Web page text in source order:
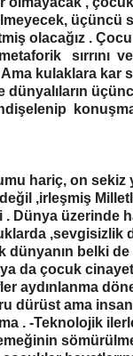
üçüncü
olacağız .
sırrını
kulaklara kar
dünyalıların
hariç, on sekiz
,irleşmiş
Dünya üzerinde
,sevgisizlik
dünyanın belki
da çocuk
aydınlanma
dürüst ama
. -Teknolojik